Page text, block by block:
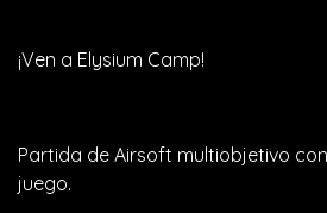
¡Ven a Elysium Camp!
Partida de Airsoft multiobjetivo
juego.